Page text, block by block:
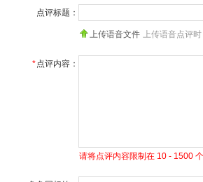
点评标题：
上传语音文件 上传语音点评
*点评内容：
请将点评内容限制在 10 - 1500